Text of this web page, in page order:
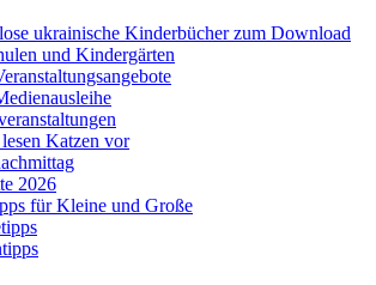
ukrainische Kinderbücher zum Download
und Kindergärten
Katzen vor
2026
für Kleine und Große